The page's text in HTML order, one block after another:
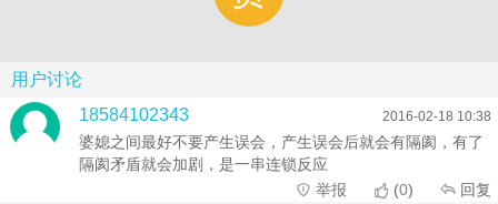
用户讨论
18584102343
2016-02-18 10:38
婆媳之间最好不要产生误会，产生误会后就会有隔阂，有了
隔阂矛盾就会加剧，是一串连锁反应
 回复
 (0)
 举报